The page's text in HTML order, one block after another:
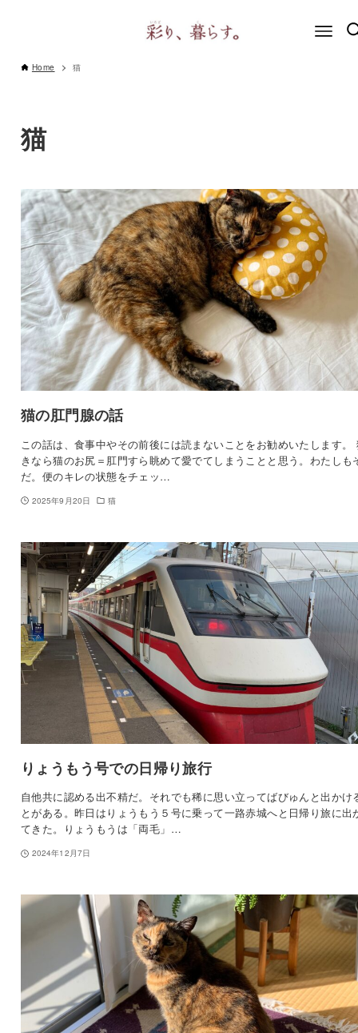
Home 猫
猫
猫の肛門腺の話
この話は、食事中やその前後には読まないことをお勧めいたします。
きなら猫のお尻＝肛門すら眺めて愛でてしまうことと思う。わたしも
だ。便のキレの状態をチェッ…
2025年9月20日 猫
りょうもう号での日帰り旅行
自他共に認める出不精だ。それでも稀に思い立ってばびゅんと出かけ
とがある。昨日はりょうもう５号に乗って一路赤城へと日帰り旅に出
てきた。りょうもうは「両毛」…
2024年12月7日